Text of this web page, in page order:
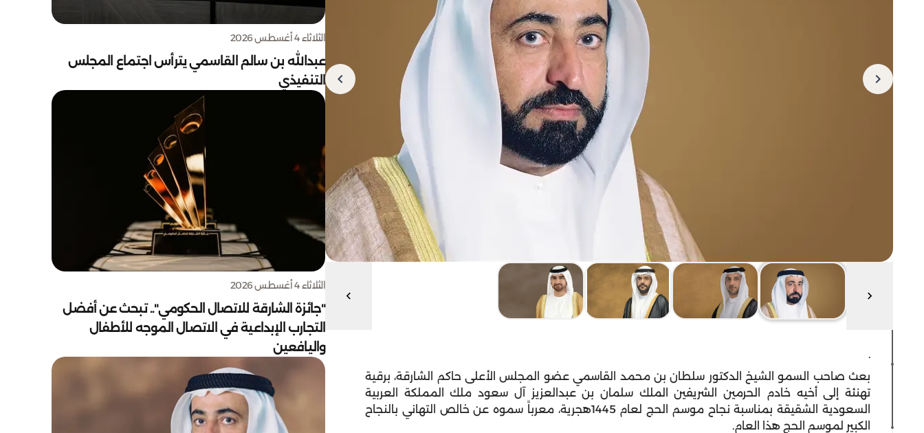
.
بعث صاحب السمو الشيخ الدكتور سلطان بن محمد القاسمي عضو المجلس الأعلى حاكم الشارقة، برقية
تهنئة إلى أخيه خادم الحرمين الشريفين الملك سلمان بن عبدالعزيز آل سعود ملك المملكة العربية
السعودية الشقيقة بمناسبة نجاح موسم الحج لعام 1445هجرية، معرباً سموه عن خالص التهاني بالنجاح
الكبير لموسم الحج هذا العام.
الثلاثاء 4 أغسطس 2026
عبدالله بن سالم القاسمي يترأس اجتماع المجلس
التنفيذي
الثلاثاء 4 أغسطس 2026
"جائزة الشارقة للاتصال الحكومي".. تبحث عن أفضل
التجارب الإبداعية في الاتصال الموجه للأطفال
واليافعين